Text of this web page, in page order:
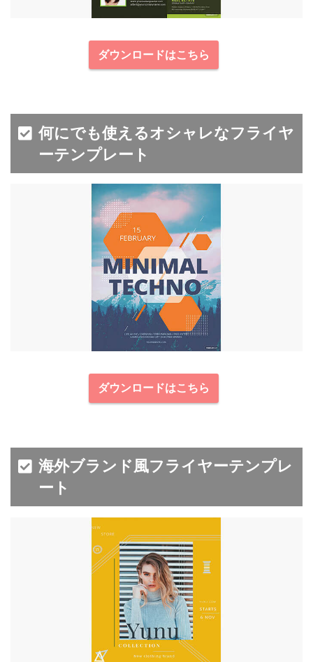
ダウンロードはこちら
何にでも使えるオシャレなフライヤ
ーテンプレート
ダウンロードはこちら
海外ブランド風フライヤーテンプレ
ート